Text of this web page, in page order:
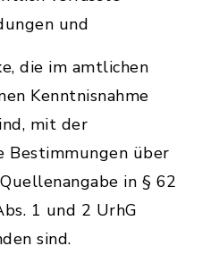
und
die im amtlichen
Kenntnisnahme
mit der
Bestimmungen über
in § 62
1 und 2 UrhG
sind.